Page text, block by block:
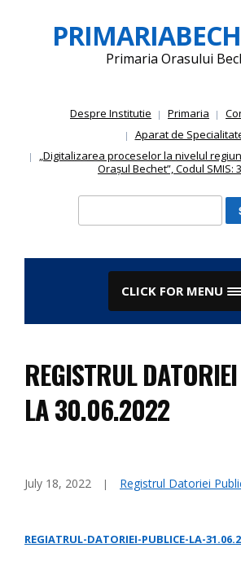
to
content
Primaria Orasului
Despre Institutie Primaria
Aparat de
„Digitalizarea proceselor la nivelul
Orașul Bechet”, Codul SMIS:
CLICK FOR MENU
REGISTRUL
LA 30.06.2022
July 18, 2022 Registrul Datoriei
REGIATRUL-DATORIEI-PUBLICE-LA-